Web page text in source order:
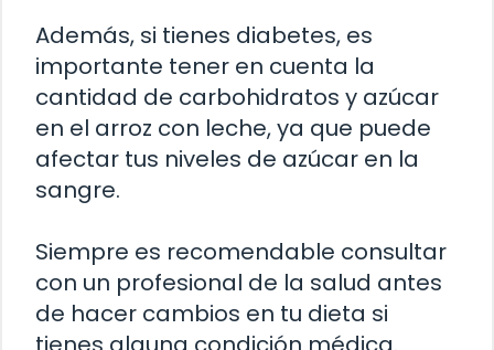
Además, si tienes diabetes, es
importante tener en cuenta la
cantidad de carbohidratos y azúcar
en el arroz con leche, ya que puede
afectar tus niveles de azúcar en la
sangre.
Siempre es recomendable consultar
con un profesional de la salud antes
de hacer cambios en tu dieta si